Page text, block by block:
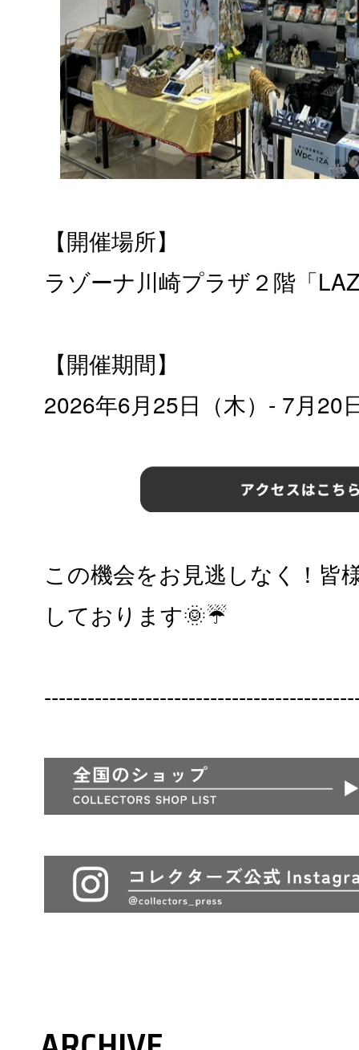
【開催場所】
ラゾーナ川崎プラザ２階「
【開催期間】
2026年6月25日（木）- 7月20
この機会をお見逃しなく！皆
しております🌞☔